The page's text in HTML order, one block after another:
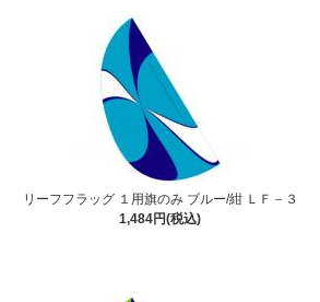
リーフフラッグ １用旗のみ ブルー/紺 ＬＦ－３
1,484円(税込)